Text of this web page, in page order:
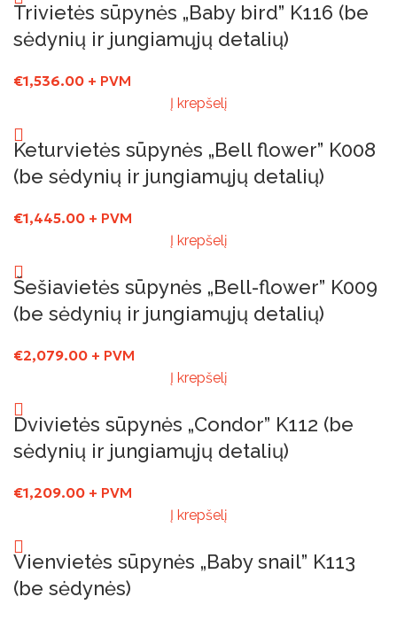
Trivietės sūpynės „Baby bird” K116 (be
sėdynių ir jungiamųjų detalių)
€1,536.00 + PVM
Į krepšelį
Keturvietės sūpynės „Bell flower” K008
(be sėdynių ir jungiamųjų detalių)
€1,445.00 + PVM
Į krepšelį
Šešiavietės sūpynės „Bell-flower” K009
(be sėdynių ir jungiamųjų detalių)
€2,079.00 + PVM
Į krepšelį
Dvivietės sūpynės „Condor” K112 (be
sėdynių ir jungiamųjų detalių)
€1,209.00 + PVM
Į krepšelį
Vienvietės sūpynės „Baby snail” K113
(be sėdynės)